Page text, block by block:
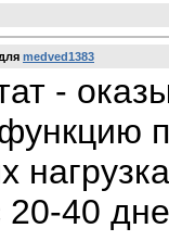
для medved1383
-
20-40